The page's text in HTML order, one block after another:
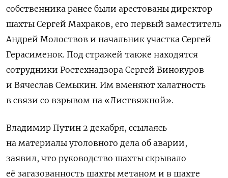
Подписывайтесь на The
Moscow Times в Telegram —
@moscowtimes_ru
собственника ранее были арестованы директор
шахты Сергей Махраков, его первый заместитель
Андрей Молоствов и начальник участка Сергей
Герасименок. Под стражей также находятся
сотрудники Ростехнадзора Сергей Винокуров
и Вячеслав Семыкин. Им вменяют халатность
в связи со взрывом на «Листвяжной».
Владимир Путин 2 декабря, ссылаясь
на материалы уголовного дела об аварии,
заявил, что руководство шахты скрывало
её загазованность шахты метаном и в шахте